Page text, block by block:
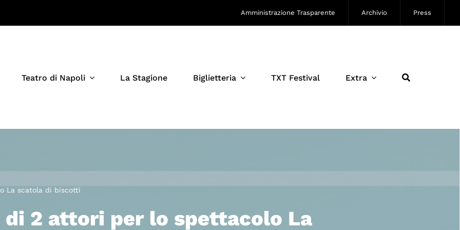
Amministrazione Trasparente Archivio Press
Teatro di Napoli La Stagione Biglietteria TXT Festival Extra
La scatola di biscotti
di 2 attori per lo spettacolo La